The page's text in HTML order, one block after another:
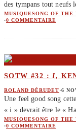
des tympans tout neufs
MUSIQUESONG OF THE
·0 COMMENTAIRE
SOTW #32 :I,
ROLAND DÉRUDET·6
Une feel good song
« i » devrait être le «
MUSIQUESONG OF THE
·0 COMMENTAIRE